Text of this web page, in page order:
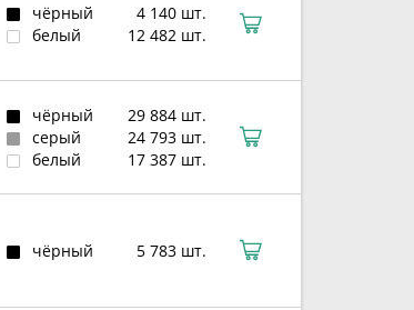
чёрный
4 140 шт.
белый
12 482 шт.
чёрный
29 884 шт.
серый
24 793 шт.
белый
17 387 шт.
чёрный 5 783 шт.